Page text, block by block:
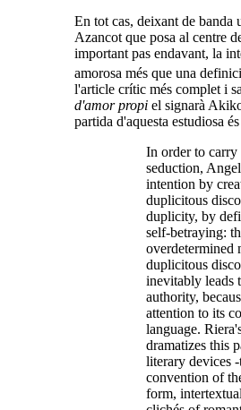
En tot cas, deixant de banda
Azancot que posa al centre
important pas endavant, la
amorosa més que una
l'article crític més complet i
d'amor propi el signarà
partida d'aquesta estudiosa
In order to carry
seduction,
intention by
duplicitous
duplicity, by
self-betraying:
overdetermined
duplicitous
inevitably leads
authority,
attention to its
language.
dramatizes this
literary devices
convention of
form,